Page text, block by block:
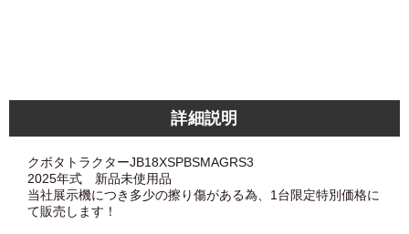
詳細説明
クボタトラクターJB18XSPBSMAGRS3
2025年式 新品未使用品
当社展示機につき多少の擦り傷がある為、1台限定特別価格に
て販売します！